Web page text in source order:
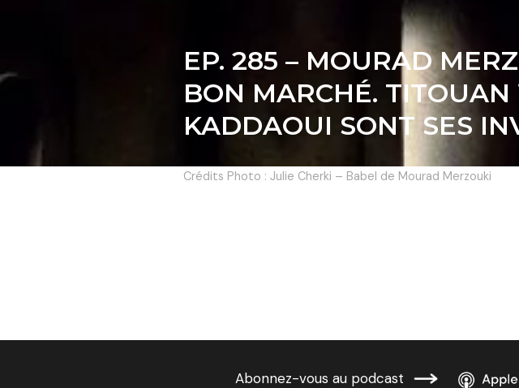
EP. 285 – MOURAD
BON MARCHÉ.
KADDAOUI SONT SES
Crédits Photo : Julie Cherki – Babel de Mourad Merzouki
Abonnez-vous au podcast